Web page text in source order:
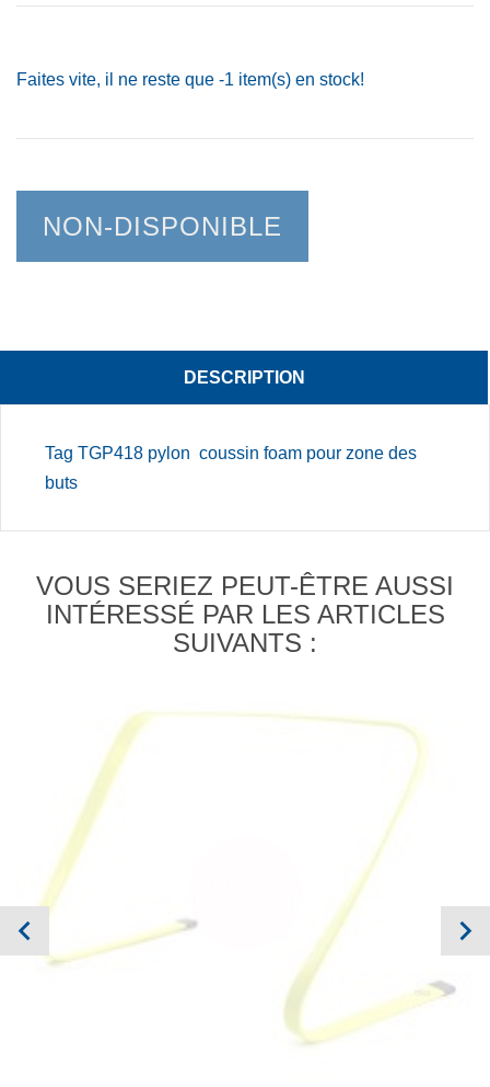
Faites vite, il ne reste que -1 item(s) en stock!
NON-DISPONIBLE
DESCRIPTION
Tag TGP418 pylon coussin foam pour zone des
buts
VOUS SERIEZ PEUT-ÊTRE AUSSI
INTÉRESSÉ PAR LES ARTICLES
SUIVANTS :